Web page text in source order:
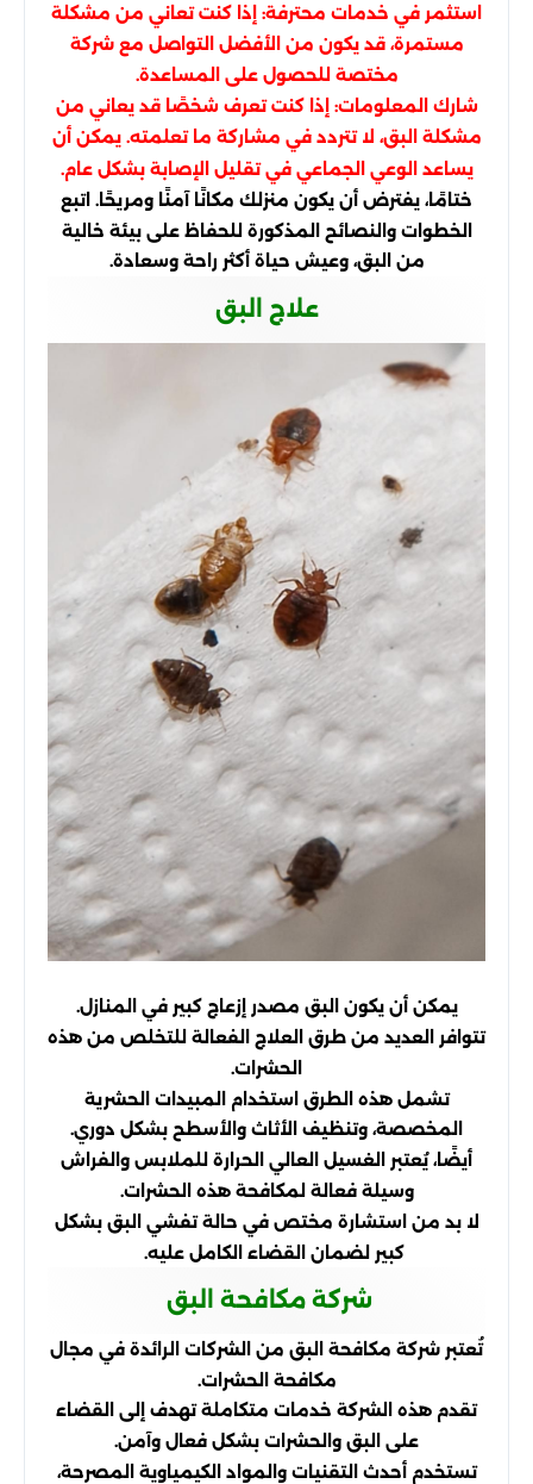
استثمر في خدمات محترفة: إذا كنت تعاني من مشكلة
مستمرة، قد يكون من الأفضل التواصل مع شركة
مختصة للحصول على المساعدة.
شارك المعلومات: إذا كنت تعرف شخصًا قد يعاني من
مشكلة البق، لا تتردد في مشاركة ما تعلمته. يمكن أن
يساعد الوعي الجماعي في تقليل الإصابة بشكل عام.
ختامًا، يفترض أن يكون منزلك مكانًا آمنًا ومريحًا. اتبع
الخطوات والنصائح المذكورة للحفاظ على بيئة خالية
من البق، وعيش حياة أكثر راحة وسعادة.
علاج البق
يمكن أن يكون البق مصدر إزعاج كبير في المنازل.
تتوافر العديد من طرق العلاج الفعالة للتخلص من هذه
الحشرات.
تشمل هذه الطرق استخدام المبيدات الحشرية
المخصصة، وتنظيف الأثاث والأسطح بشكل دوري.
أيضًا، يُعتبر الغسيل العالي الحرارة للملابس والفراش
وسيلة فعالة لمكافحة هذه الحشرات.
لا بد من استشارة مختص في حالة تفشي البق بشكل
كبير لضمان القضاء الكامل عليه.
شركة مكافحة البق
تُعتبر شركة مكافحة البق من الشركات الرائدة في مجال
مكافحة الحشرات.
تقدم هذه الشركة خدمات متكاملة تهدف إلى القضاء
على البق والحشرات بشكل فعال وآمن.
تستخدم أحدث التقنيات والمواد الكيمياوية المصرحة،